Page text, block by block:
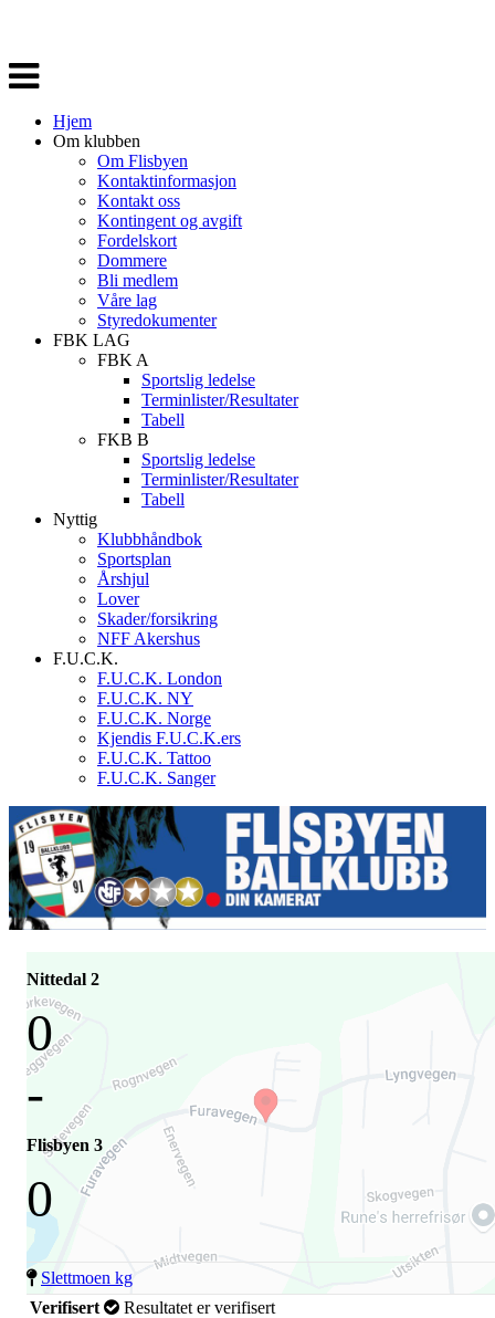
Veksle
navigasjon
Hjem
Om klubben
Om Flisbyen
Kontaktinformasjon
Kontakt oss
Kontingent og avgift
Fordelskort
Dommere
Bli medlem
Våre lag
Styredokumenter
FBK LAG
FBK A
Sportslig ledelse
Terminlister/Resultater
Tabell
FKB B
Sportslig ledelse
Terminlister/Resultater
Tabell
Nyttig
Klubbhåndbok
Sportsplan
Årshjul
Lover
Skader/forsikring
NFF Akershus
F.U.C.K.
F.U.C.K. London
F.U.C.K. NY
F.U.C.K. Norge
Kjendis F.U.C.K.ers
F.U.C.K. Tattoo
F.U.C.K. Sanger
Nittedal 2
0
-
Flisbyen 3
0
Slettmoen kg
Verifisert
Resultatet er verifisert